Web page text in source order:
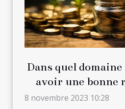
Dans quel
avoir une bonne
8 novembre 2023 10:28